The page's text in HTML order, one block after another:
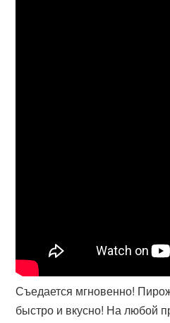
Съедается мгновенно!
быстро и вкусно! На любой